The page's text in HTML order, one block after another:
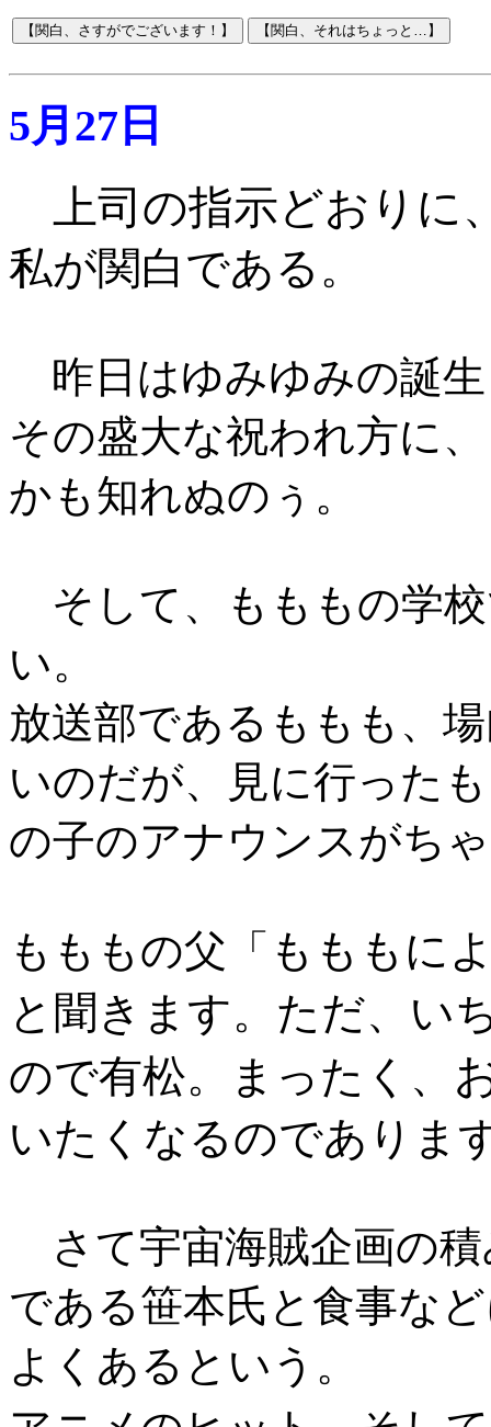
5月27日
上司の指示どおりに
私が関白である 。
昨日はゆみゆみの誕
その盛大な祝われ方に
かも知れぬのぅ。
そして、もももの学
い。
放送部であるももも、
いのだが、見に行った
の子のアナウンスがち
もももの父「 もももに
と聞きます。ただ、い
ので有松。まったく、
いたくなるのでありま
さて宇宙海賊企画の
である笹本氏と食事な
よくあるという。